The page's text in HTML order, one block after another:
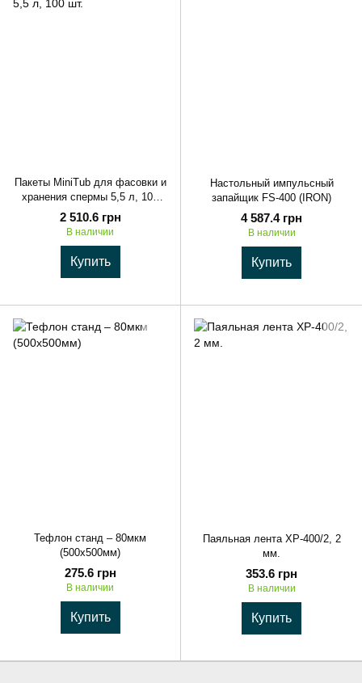
Пакеты MiniTub для фасовки и
хранения спермы 5,5 л, 100
шт.
2 510.6 грн
В наличии
Купить
Настольный импульсный
запайщик FS-400 (IRON)
4 587.4 грн
В наличии
Купить
Тефлон станд – 80мкм
(500х500мм)
275.6 грн
В наличии
Купить
Паяльная лента ХР-400/2, 2
мм.
353.6 грн
В наличии
Купить